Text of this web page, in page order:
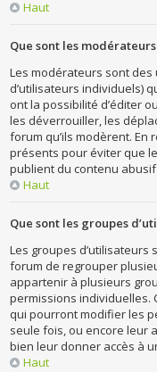
Haut
Que sont les modérateurs
Les modérateurs sont
d’utilisateurs individuels)
ont la possibilité d’éditer
les déverrouiller, les
forum qu’ils modèrent.
présents pour éviter que
publient du contenu
Haut
Que sont les groupes
Les groupes
forum de regrouper
appartenir à plusieurs
permissions individuelles.
qui pourront modifier les
seule fois, ou encore leur
bien leur donner accès à
Haut